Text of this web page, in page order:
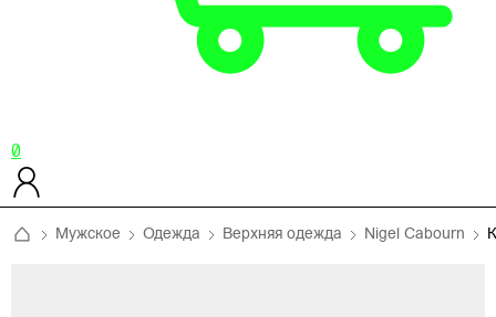
0
Мужское Одежда Верхняя одежда Nigel Cabourn